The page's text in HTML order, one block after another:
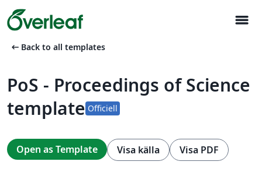
menu
arrow_left_alt Back to all templates
PoS - Proceedings of Science
template Officiell
Open as Template Visa källa Visa PDF